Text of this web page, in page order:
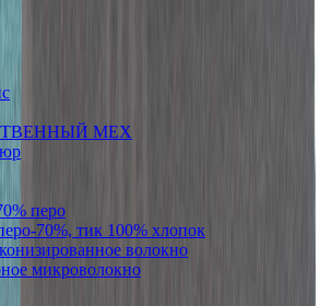
МЕХ
перо
70%, тик 100% хлопок
волокно
микроволокно